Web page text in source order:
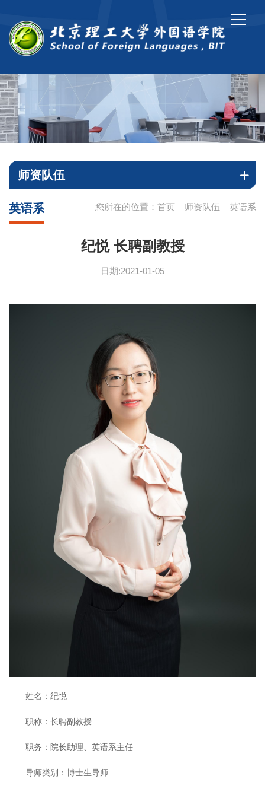
师资队伍
您所在的位置： 首页 - 师资队伍 - 英语系
英语系
纪悦 长聘副教授
日期:2021-01-05
姓名：纪悦
职称：长聘副教授
职务：院长助理、英语系主任
导师类别：博士生导师